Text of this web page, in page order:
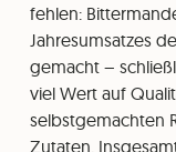
fehlen:
Jahresumsatzes
gemacht –
viel Wert auf
selbstgemachten
Zutaten.